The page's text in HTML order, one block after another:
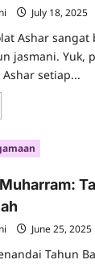
July 18, 2025
Ashar sangat
jasmani. Yuk,
setiap...
June 25, 2025
Tahun